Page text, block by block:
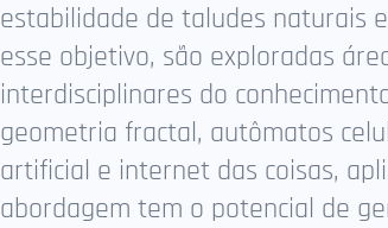
estabilidade de taludes naturais
esse objetivo, são exploradas
interdisciplinares do
geometria fractal, autômatos
artificial e internet das coisas,
abordagem tem o potencial de